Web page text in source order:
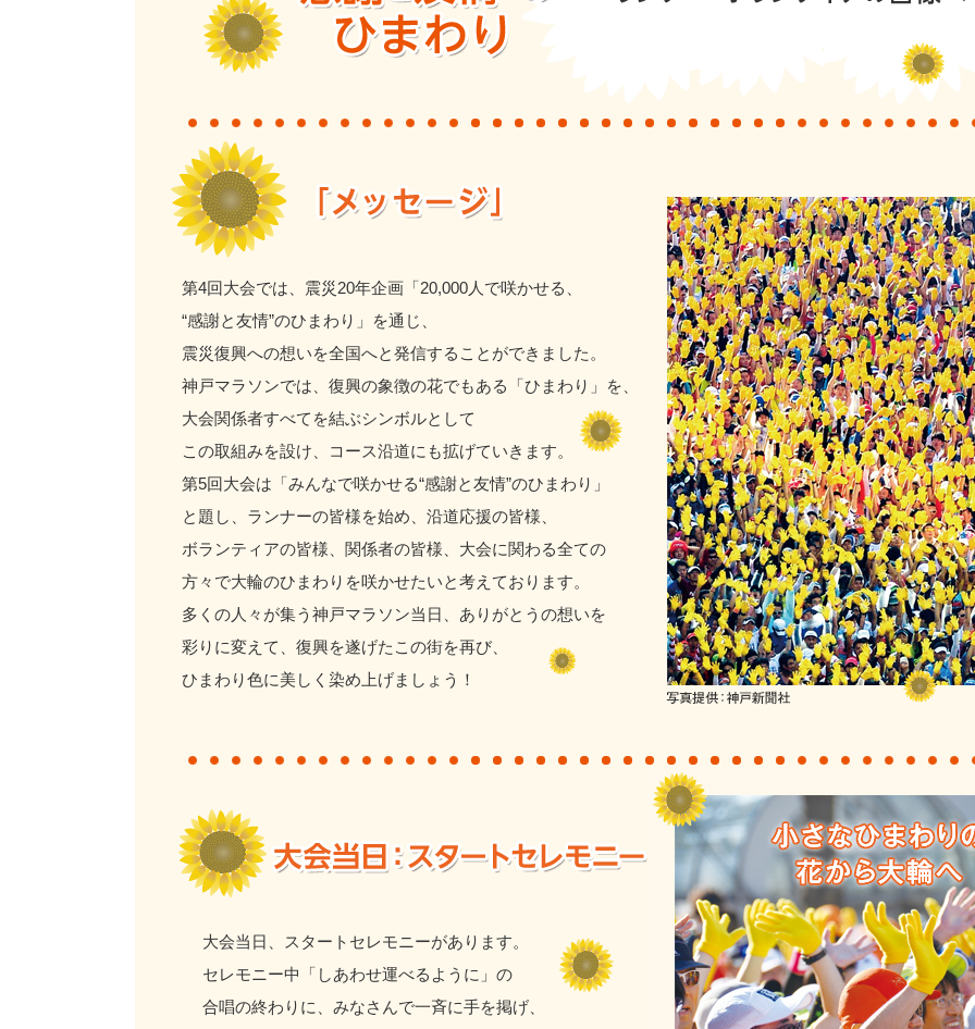
第4回大会では、震災20年企画「20,000人で咲かせる、
“感謝と友情”のひまわり」を通じ、
震災復興への想いを全国へと発信することができました。
神戸マラソンでは、復興の象徴の花でもある「ひまわり」を、
大会関係者すべてを結ぶシンボルとして
この取組みを設け、コース沿道にも拡げていきます。
第5回大会は「みんなで咲かせる“感謝と友情”のひまわり」
と題し、ランナーの皆様を始め、沿道応援の皆様、
ボランティアの皆様、関係者の皆様、大会に関わる全ての
方々で大輪のひまわりを咲かせたいと考えております。
多くの人々が集う神戸マラソン当日、ありがとうの想いを
彩りに変えて、復興を遂げたこの街を再び、
ひまわり色に美しく染め上げましょう！
大会当日、スタートセレモニーがあります。
セレモニー中「しあわせ運べるように」の
合唱の終わりに、みなさんで一斉に手を掲げ、